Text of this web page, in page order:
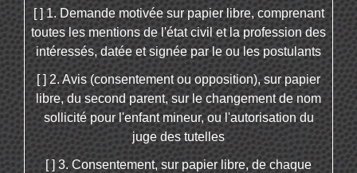
[ ] 1. Demande motivée sur papier libre, comprenant
toutes les mentions de l'état civil et la profession des
intéressés, datée et signée par le ou les postulants
[ ] 2. Avis (consentement ou opposition), sur papier
libre, du second parent, sur le changement de nom
sollicité pour l'enfant mineur, ou l'autorisation du
juge des tutelles
[ ] 3. Consentement, sur papier libre, de chaque